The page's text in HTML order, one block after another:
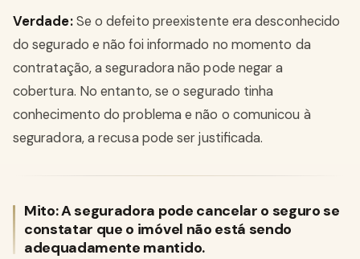
Verdade:Se o defeito preexistente era desconhecido
do segurado e não foi informado no momento da
contratação, a seguradora não pode negar a
cobertura. No entanto, se o segurado tinha
conhecimento do problema e não o comunicou à
seguradora, a recusa pode ser justificada.
Mito: A seguradora pode cancelar o seguro se
constatar que o imóvel não está sendo
adequadamente mantido.